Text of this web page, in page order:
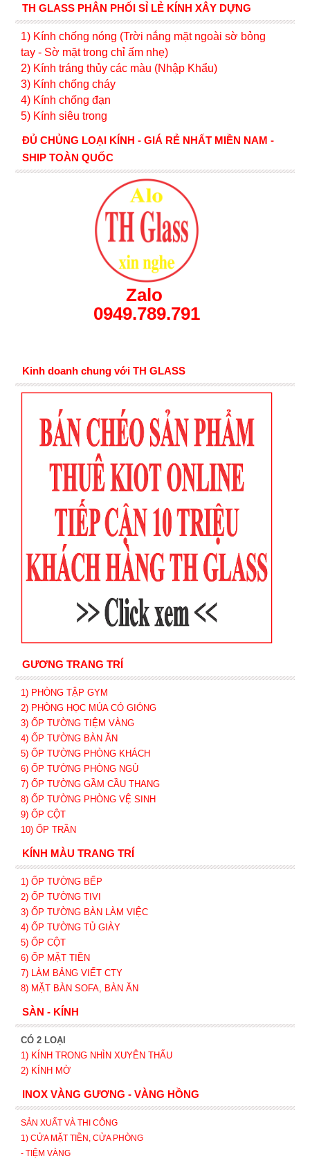
TH GLASS PHÂN PHỐI SỈ LẺ KÍNH XÂY DỰNG
1) Kính chống nóng (Trời nắng mặt ngoài sờ bỏng
tay - Sờ mặt trong chỉ ấm nhẹ)
2) Kính tráng thủy các màu (Nhập Khẩu)
3) Kính chống cháy
4) Kính chống đạn
5) Kính siêu trong
ĐỦ CHỦNG LOẠI KÍNH - GIÁ RẺ NHẤT MIỀN NAM -
SHIP TOÀN QUỐC
Zalo
0949.789.791
Kinh doanh chung với TH GLASS
GƯƠNG TRANG TRÍ
1) PHÒNG TẬP GYM
2) PHÒNG HỌC MÚA CÓ GIÓNG
3) ỐP TƯỜNG TIỆM VÀNG
4) ỐP TƯỜNG BÀN ĂN
5) ỐP TƯỜNG PHÒNG KHÁCH
6) ỐP TƯỜNG PHÒNG NGỦ
7) ỐP TƯỜNG GẦM CẦU THANG
8) ỐP TƯỜNG PHÒNG VỆ SINH
9) ỐP CỘT
10) ỐP TRẦN
KÍNH MÀU TRANG TRÍ
1) ỐP TƯỜNG BẾP
2) ỐP TƯỜNG TIVI
3) ỐP TƯỜNG BÀN LÀM VIỆC
4) ỐP TƯỜNG TỦ GIÀY
5) ỐP CỘT
6) ỐP MẶT TIỀN
7) LÀM BẢNG VIẾT CTY
8) MẶT BÀN SOFA, BÀN ĂN
SÀN - KÍNH
CÓ 2 LOẠI
1) KÍNH TRONG NHÌN XUYÊN THẤU
2) KÍNH MỜ
INOX VÀNG GƯƠNG - VÀNG HỒNG
SẢN XUẤT VÀ THI CÔNG
1) CỬA MẶT TIỀN, CỬA PHÒNG
- TIỆM VÀNG